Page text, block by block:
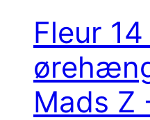
Fleur
Mads Z